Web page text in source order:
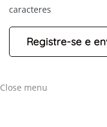
caracteres
Close menu